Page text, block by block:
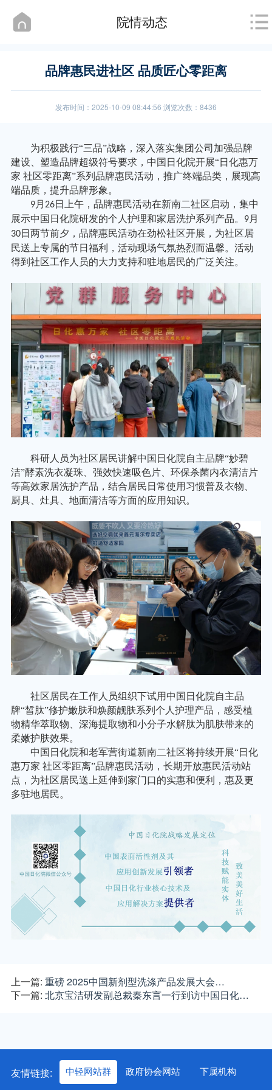
院情动态
品牌惠民进社区 品质匠心零距离
发布时间：2025-10-09 08:44:56 浏览次数：8436
为积极践行“三品”战略，深入落实集团公司加强品牌
建设、塑造品牌超级符号要求，中国日化院开展“日化惠万
家 社区零距离”系列品牌惠民活动，推广终端品类，展现高
端品质，提升品牌形象。
9月 26日上午，品牌惠民活动在新南二社区启动，集中
展示中国日化院研发的个人护理和家居洗护系列产品。 9月
30日两节前夕，品牌惠民活动在劲松社区开展，为社区居
民送上专属的节日福利，活动现场气氛热烈而温馨。活动
得到社区工作人员的大力支持和驻地居民的广泛关注。
科研人员为社区居民讲解中国日化院自主品牌“妙碧
洁”酵素洗衣凝珠、强效快速吸色片、环保杀菌内衣清洁片
等高效家居洗护产品，结合居民日常使用习惯普及衣物、
厨具、灶具、地面清洁等方面的应用知识。
社区居民在工作人员组织下试用中国日化院自主品
牌“皙肽”修护嫩肤和焕颜靓肤系列个人护理产品，感受植
物精华萃取物、深海提取物和小分子水解肽为肌肤带来的
柔嫩护肤效果。
中国日化院和老军营街道新南二社区将持续开展“日化
惠万家 社区零距离”品牌惠民活动，长期开放惠民活动站
点，为社区居民送上延伸到家门口的实惠和便利，惠及更
多驻地居民。
上一篇: 重磅 2025中国新剂型洗涤产品发展大会…
下一篇: 北京宝洁研发副总裁秦东言一行到访中国日化…
友情链接: 中轻网站群 政府协会网站 下属机构